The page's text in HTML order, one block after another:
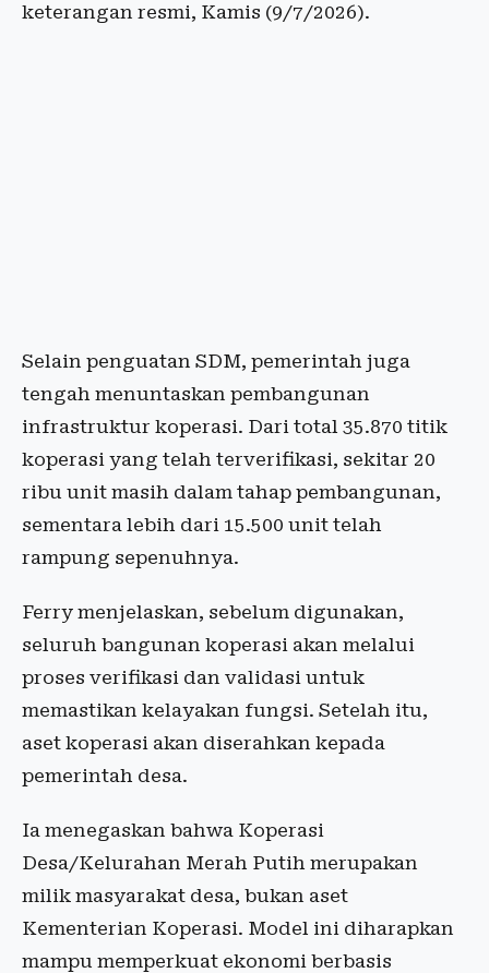
keterangan resmi, Kamis (9/7/2026).
Selain penguatan SDM, pemerintah juga
tengah menuntaskan pembangunan
infrastruktur koperasi. Dari total 35.870 titik
koperasi yang telah terverifikasi, sekitar 20
ribu unit masih dalam tahap pembangunan,
sementara lebih dari 15.500 unit telah
rampung sepenuhnya.
Ferry menjelaskan, sebelum digunakan,
seluruh bangunan koperasi akan melalui
proses verifikasi dan validasi untuk
memastikan kelayakan fungsi. Setelah itu,
aset koperasi akan diserahkan kepada
pemerintah desa.
Ia menegaskan bahwa Koperasi
Desa/Kelurahan Merah Putih merupakan
milik masyarakat desa, bukan aset
Kementerian Koperasi. Model ini diharapkan
mampu memperkuat ekonomi berbasis